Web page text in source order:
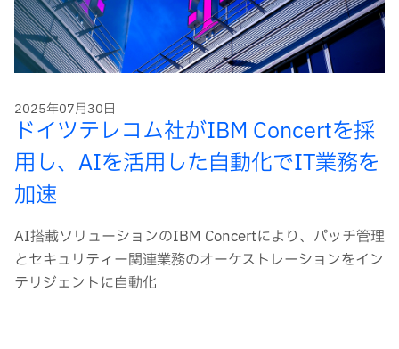
2025年07月30日
ドイツテレコム社がIBM Concertを採
用し、AIを活用した自動化でIT業務を
加速
AI搭載ソリューションのIBM Concertにより、パッチ管理
とセキュリティー関連業務のオーケストレーションをイン
テリジェントに自動化